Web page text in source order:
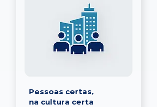
Pessoas certas,
na cultura certa